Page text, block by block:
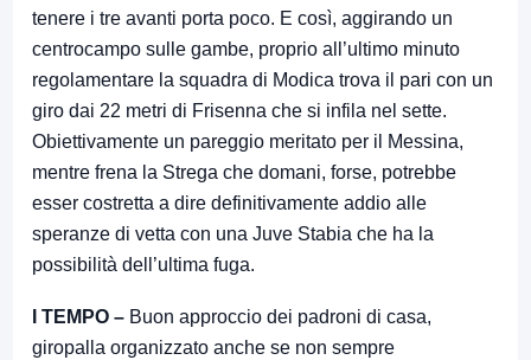
tenere i tre avanti porta poco. E così, aggirando un
centrocampo sulle gambe, proprio all’ultimo minuto
regolamentare la squadra di Modica trova il pari con un
giro dai 22 metri di Frisenna che si infila nel sette.
Obiettivamente un pareggio meritato per il Messina,
mentre frena la Strega che domani, forse, potrebbe
esser costretta a dire definitivamente addio alle
speranze di vetta con una Juve Stabia che ha la
possibilità dell’ultima fuga.
I TEMPO – Buon approccio dei padroni di casa,
giropalla organizzato anche se non sempre